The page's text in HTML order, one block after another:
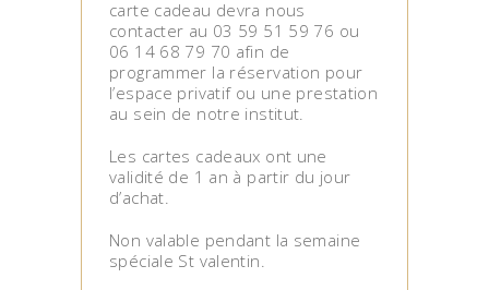
carte cadeau devra nous
contacter au 03 59 51 59 76 ou
06 14 68 79 70 afin de
programmer la réservation pour
l’espace privatif ou une prestation
au sein de notre institut.
Les cartes cadeaux ont une
validité de 1 an à partir du jour
d’achat.
Non valable pendant la semaine
spéciale St valentin.